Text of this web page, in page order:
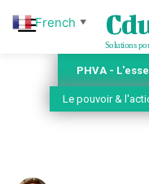
Solutions
PHVA -
Le pouvoir &
French ▼